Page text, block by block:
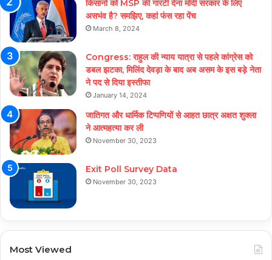
किसानों को MSP की गारंटी देना मोदी सरकार के लिए
असभंव है? समझिए, कहां फंस रहा पेंच
March 8, 2024
Congress: राहुल की न्याय यात्रा से पहले कांग्रेस को
डबल झटका, मिलिंद देवड़ा के बाद अब असम के इस बड़े नेता
ने पद से दिया इस्तीफा
January 14, 2024
जातिगत और धार्मिक टिप्पणियों से आहत छात्र अक्षत शुक्ला
ने आत्महत्या कर ली
November 30, 2023
Exit Poll Survey Data
November 30, 2023
Most Viewed